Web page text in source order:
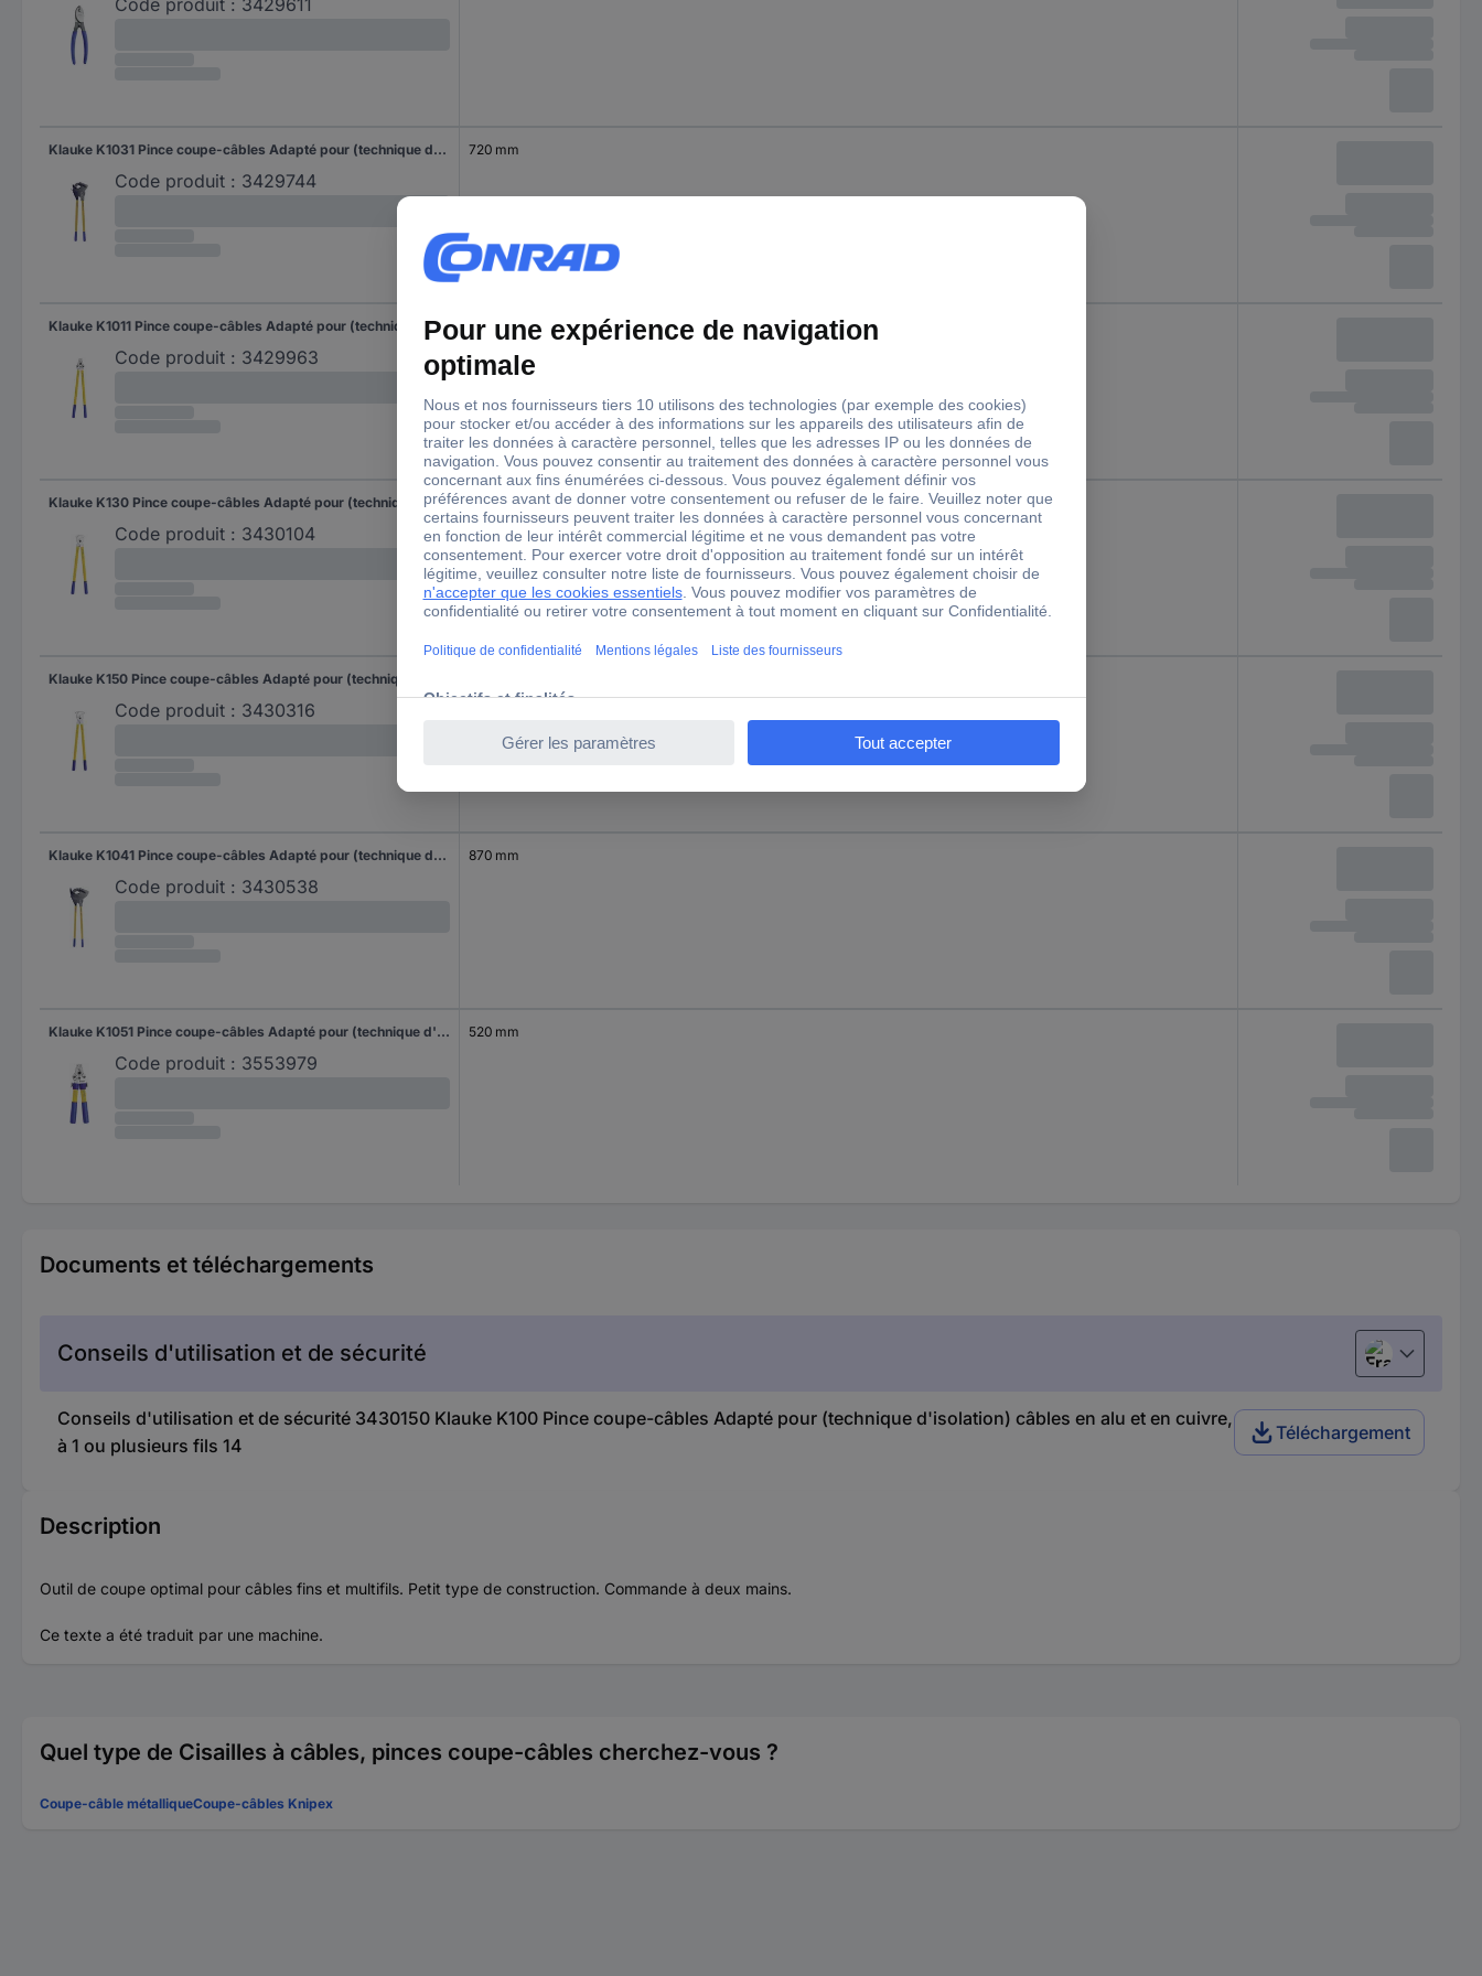
Klauke K1031 Pince coupe-câbles Adapté pour (technique d'isolation) câbles en alu et en cuivre, à 1 ou plusieurs fils 60 mm
Code produit : 3429744
720 mm
Klauke K1011 Pince coupe-câbles Adapté pour (technique d'isolation) câbles en alu et en cuivre, à 1 ou plusieurs fils 26 mm
Code produit : 3429963
570 mm
Klauke K130 Pince coupe-câbles Adapté pour (technique d'isolation) câbles en alu et en cuivre, à 1 ou plusieurs fils 30 mm
Code produit : 3430104
570 mm
Code produit : 3430316
Klauke K1041 Pince coupe-câbles Adapté pour (technique d'isolation) câbles en alu et en cuivre, à 1 ou plusieurs fils 100 mm
Code produit : 3430538
870 mm
Klauke K1051 Pince coupe-câbles Adapté pour (technique d'isolation) câbles en alu et en cuivre, à 1 ou plusieurs fils 26 mm
Code produit : 3553979
520 mm
Documents et téléchargements
Conseils d'utilisation et de sécurité Français
Conseils d'utilisation et de sécurité 3430150 Klauke K100 Pince coupe-câbles Adapté pour (technique d'isolation) câbles en alu et en cuivre,
à 1 ou plusieurs fils 14
Téléchargement
Description
Outil de coupe optimal pour câbles fins et multifils. Petit type de construction. Commande à deux mains.
Ce texte a été traduit par une machine.
Quel type de Cisailles à câbles, pinces coupe-câbles cherchez-vous ?
Coupe-câble métalliqueCoupe-câbles Knipex